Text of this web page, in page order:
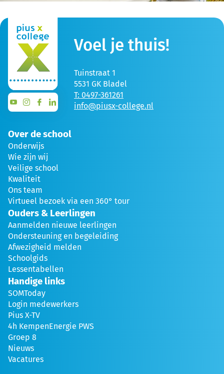
Voel je thuis!
Tuinstraat 1
5531 GK Bladel
T: 0497-361261
info@piusx-college.nl
Over de school
Onderwijs
Wie zijn wij
Veilige school
Kwaliteit
Ons team
Virtueel bezoek via een 360° tour
Ouders & Leerlingen
Aanmelden nieuwe leerlingen
Ondersteuning en begeleiding
Afwezigheid melden
Schoolgids
Lessentabellen
Handige links
SOMToday
Login medewerkers
Pius X-TV
4h KempenEnergie PWS
Groep 8
Nieuws
Vacatures